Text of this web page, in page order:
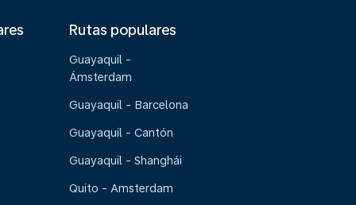
Rutas populares
Guayaquil -
Ámsterdam
Guayaquil - Barcelona
Guayaquil - Cantón
Guayaquil - Shanghái
Quito - Amsterdam